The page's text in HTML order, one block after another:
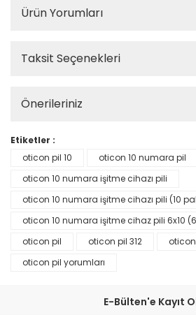
Ürün Yorumları
Taksit Seçenekleri
Önerileriniz
Etiketler :
oticon pil 10
oticon 10 numara pil
oticon 10 numara işitme cihazı pili
oticon 10 numara işitme cihazı pili (10
oticon 10 numara işitme cihaz pili 6x10
oticon pil
oticon pil 312
oticon
oticon pil yorumları
E-Bülten'e Kayıt